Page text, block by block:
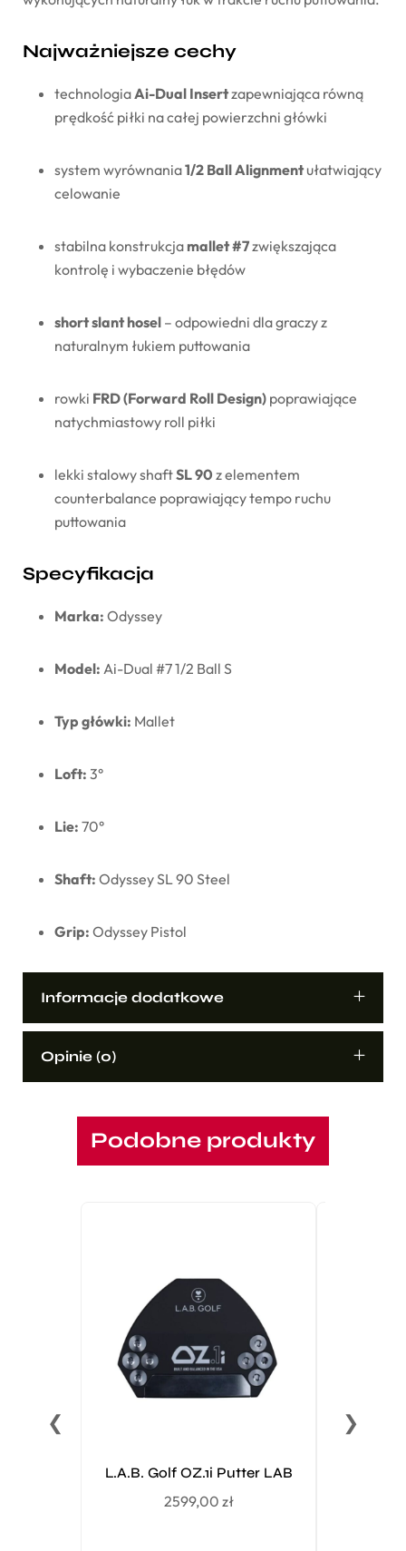
Najważniejsze cechy
technologiaAi-Dual Insertzapewniająca równą
prędkość piłki nacałej powierzchni główki
system wyrównania1/2 BallAlignment ułatwiający
celowanie
stabilna konstrukcja mallet #7zwiększająca
kontrolę i wybaczenie błędów
shortslanthosel – odpowiedni dlagraczyz
naturalnym łukiem puttowania
rowki FRD (Forward Roll Design) poprawiające
natychmiastowy roll piłki
lekki stalowyshaftSL90 zelementem
counterbalance poprawiającytempo ruchu
puttowania
Specyfikacja
Marka: Odyssey
Model: Ai-Dual #71/2 Ball S
Typ główki: Mallet
Loft: 3°
Lie: 70°
Shaft: OdysseySL 90 Steel
Grip: Odyssey Pistol
Informacje dodatkowe
Opinie (0)
Podobne produkty
❮
L.A.B. Golf OZ.1i Putter LAB
2599,00 zł
❯